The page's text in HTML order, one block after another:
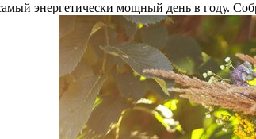
энергетически мощный день в году.